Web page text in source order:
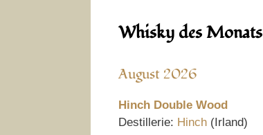
Whisky des Monats
August 2026
Hinch Double Wood
Destillerie: Hinch (Irland)